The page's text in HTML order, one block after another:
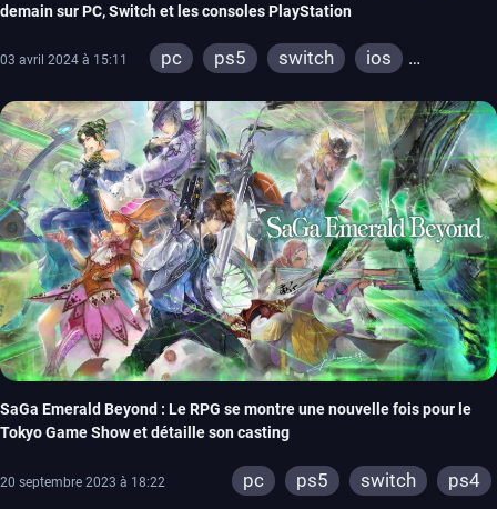
demain sur PC, Switch et les consoles PlayStation
03 avril 2024 à 15:11 pc ps5 switch
ios
SaGa Emerald Beyond : Le RPG se montre une nouvelle fois pour le
Tokyo Game Show et détaille son casting
20 septembre 2023 à 18:22 pc ps5 switch ps4